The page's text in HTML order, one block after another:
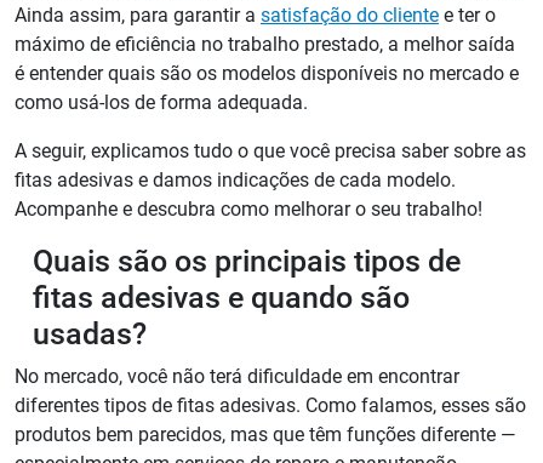
Ainda assim, para garantir a satisfação do cliente e ter o
máximo de eficiência no trabalho prestado, a melhor saída
é entender quais são os modelos disponíveis no mercado e
como usá-los de forma adequada.
A seguir, explicamos tudo o que você precisa saber sobre as
fitas adesivas e damos indicações de cada modelo.
Acompanhe e descubra como melhorar o seu trabalho!
Quais são os principais tipos de
fitas adesivas e quando são
usadas?
No mercado, você não terá dificuldade em encontrar
diferentes tipos de fitas adesivas. Como falamos, esses são
produtos bem parecidos, mas que têm funções diferente —